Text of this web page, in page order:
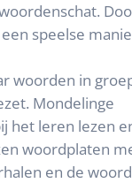
speelse
woorden in
Mondelinge
het leren lezen
woordplaten
en de